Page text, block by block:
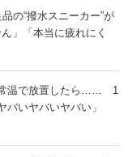
の“撥水スニーカー”が
」「本当に疲れにく
常温で放置したら…… 1
いヤバいヤバい」